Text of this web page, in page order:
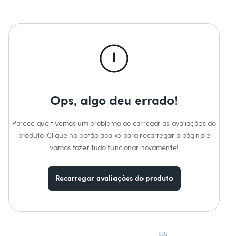
Shorts e Saias
Vestidos
Camisetas e Regatas
Casacos e Jaquetas
Jeans
Bolsas e Mochilas
Chapéus e Bonés
Óculos
Relógios
62% poliéster, 34% viscose, 4% elastano
Ops, algo deu errado!
Parece que tivemos um problema ao carregar as avaliações do
produto. Clique no botão abaixo para recarregar a página e
vamos fazer tudo funcionar novamente!
Recarregar avaliações do produto